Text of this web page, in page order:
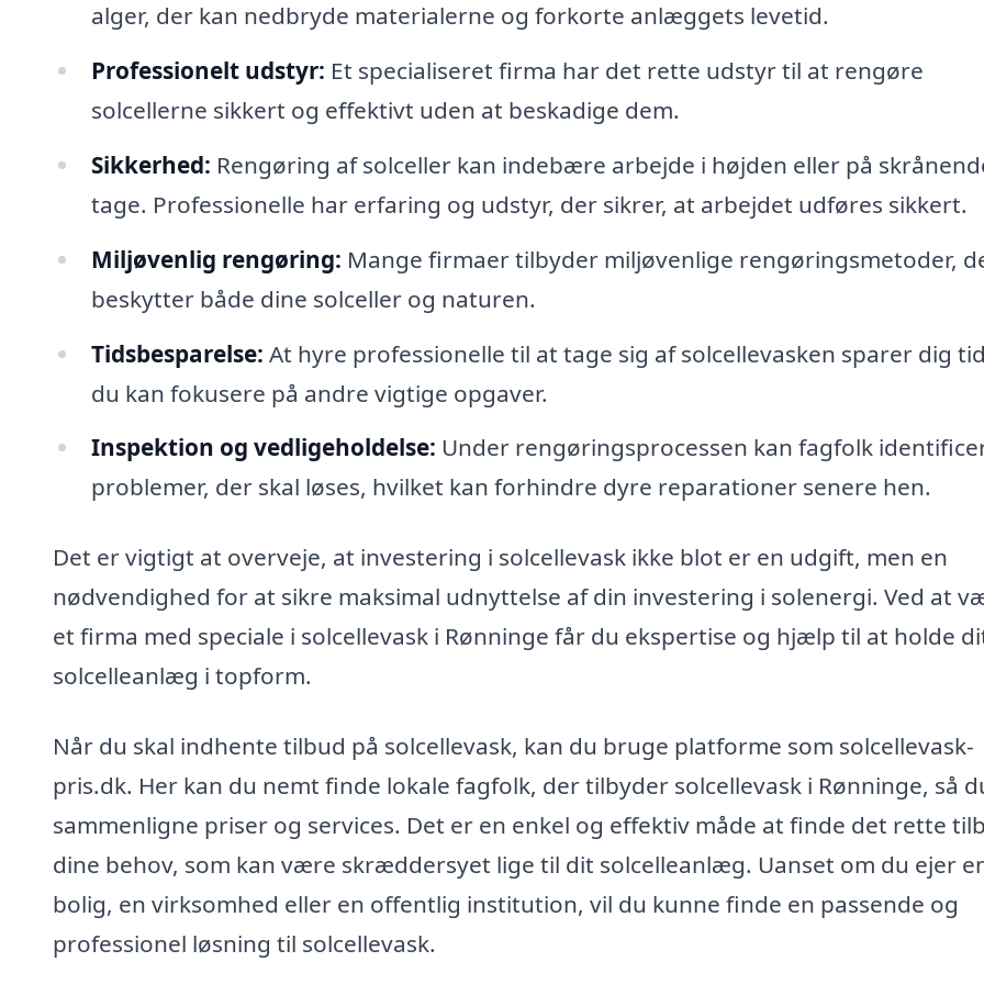
alger, der kan nedbryde materialerne og forkorte anlæggets levetid.
Professionelt udstyr: Et specialiseret firma har det rette udstyr til at rengøre
solcellerne sikkert og effektivt uden at beskadige dem.
Sikkerhed: Rengøring af solceller kan indebære arbejde i højden eller på
tage. Professionelle har erfaring og udstyr, der sikrer, at arbejdet udføres sikkert.
Miljøvenlig rengøring: Mange firmaer tilbyder miljøvenlige rengøringsmetoder,
beskytter både dine solceller og naturen.
Tidsbesparelse: At hyre professionelle til at tage sig af solcellevasken sparer dig
du kan fokusere på andre vigtige opgaver.
Inspektion og vedligeholdelse: Under rengøringsprocessen kan fagfolk
problemer, der skal løses, hvilket kan forhindre dyre reparationer senere hen.
Det er vigtigt at overveje, at investering i solcellevask ikke blot er en udgift, men en
nødvendighed for at sikre maksimal udnyttelse af din investering i solenergi. Ved at
et firma med speciale i solcellevask i Rønninge får du ekspertise og hjælp til at holde
solcelleanlæg i topform.
Når du skal indhente tilbud på solcellevask, kan du bruge platforme som solcellevask-
pris.dk. Her kan du nemt finde lokale fagfolk, der tilbyder solcellevask i Rønninge, så
sammenligne priser og services. Det er en enkel og effektiv måde at finde det rette
dine behov, som kan være skræddersyet lige til dit solcelleanlæg. Uanset om du ejer
bolig, en virksomhed eller en offentlig institution, vil du kunne finde en passende og
professionel løsning til solcellevask.